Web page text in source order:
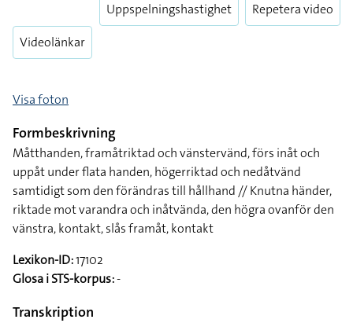
Enter
Videolänkar
Uppspelningshastighet Repetera video
Visa foton
Formbeskrivning
Måtthanden, framåtriktad och vänstervänd, förs inåt och
uppåt under flata handen, högerriktad och nedåtvänd
samtidigt som den förändras till hållhand // Knutna händer,
riktade mot varandra och inåtvända, den högra ovanför den
vänstra, kontakt, slås framåt, kontakt
Lexikon-ID:17102
Glosa i STS-korpus:-
Transkription